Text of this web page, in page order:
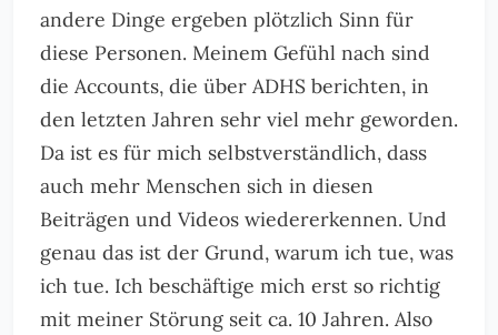
andere Dinge ergeben plötzlich Sinn für
diese Personen. Meinem Gefühl nach sind
die Accounts, die über ADHS berichten, in
den letzten Jahren sehr viel mehr geworden.
Da ist es für mich selbstverständlich, dass
auch mehr Menschen sich in diesen
Beiträgen und Videos wiedererkennen. Und
genau das ist der Grund, warum ich tue, was
ich tue. Ich beschäftige mich erst so richtig
mit meiner Störung seit ca. 10 Jahren. Also